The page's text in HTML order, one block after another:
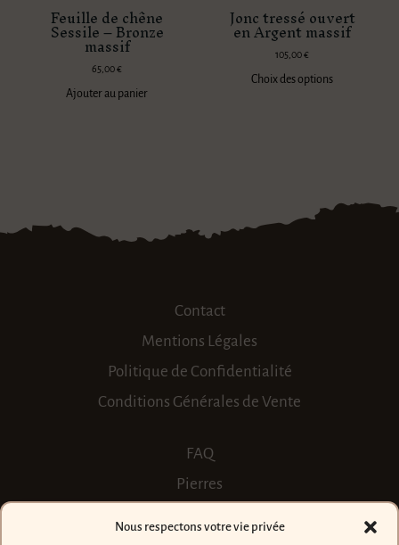
Nous respectons votre vie privée
Feuille de chêne
Sessile – Bronze
massif
65,00€
Ajouter au panier
Jonc tressé ouvert
en Argent massif
105,00€
Choix des options
Contact
Mentions Légales
Politique de Confidentialité
Conditions Générales de Vente
FAQ
Pierres